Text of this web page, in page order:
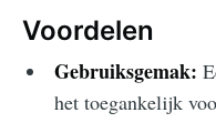
Voordelen
Gebruiksgemak:
het toegankelijk